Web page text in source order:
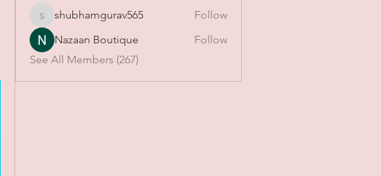
shubhamgurav565
shubhamgurav565
Follow
Nazaan Boutique
Follow
See All Members (267)